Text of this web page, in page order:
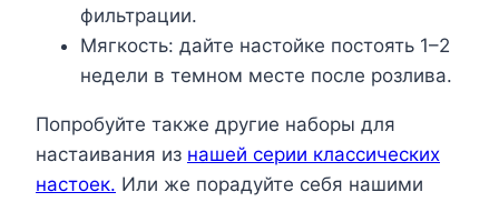
фильтрации.
Мягкость: дайте настойке постоять 1–2
недели в темном месте после розлива.
Попробуйте также другие наборы для
настаивания из нашей серии классических
настоек. Или же порадуйте себя нашими